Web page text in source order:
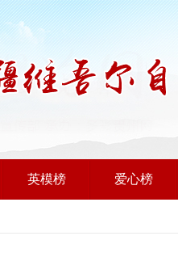
英模榜 爱心榜